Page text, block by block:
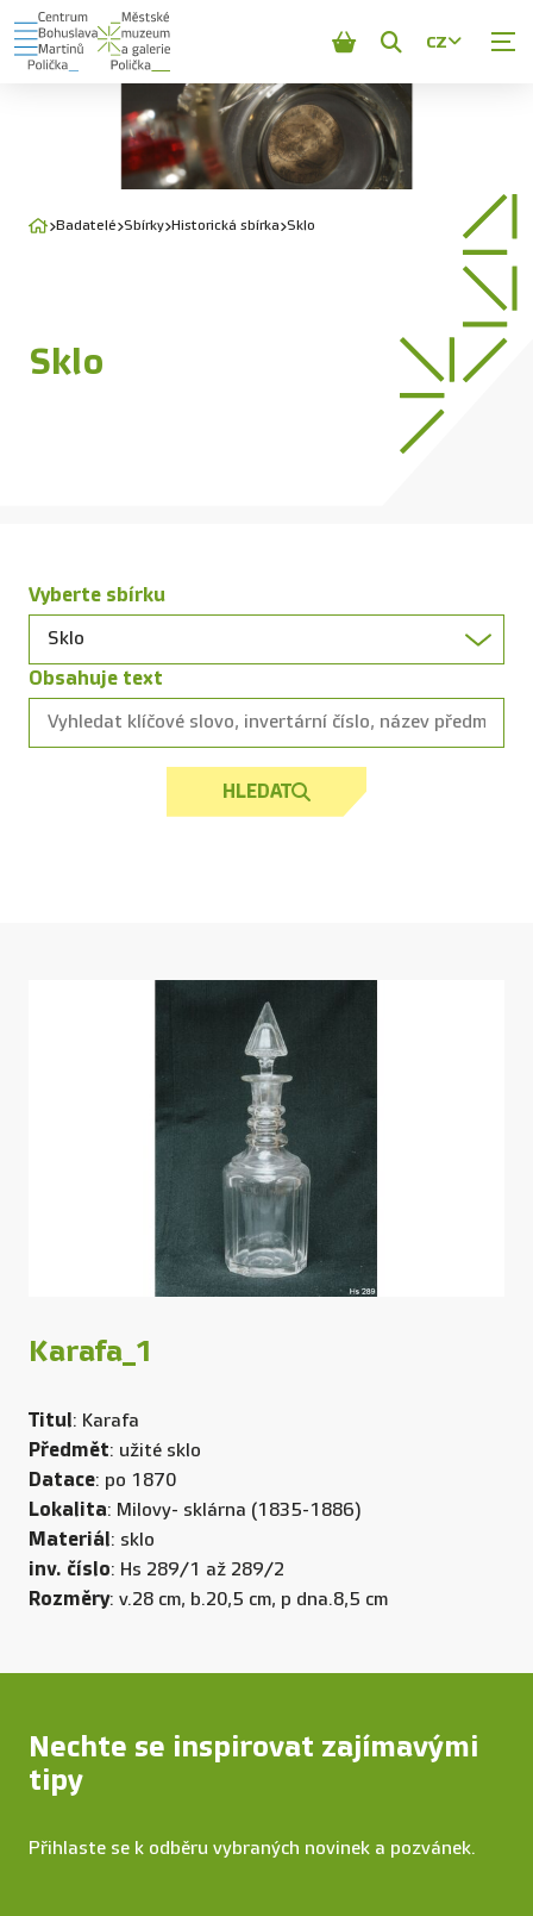
Zobrazit
vyhledávání
CZ
Badatelé Sbírky Historická sbírka Sklo
Sklo
Vyberte sbírku
Obsahuje text
HLEDAT
Karafa_1
Titul: Karafa
Předmět: užité sklo
Datace: po 1870
Lokalita: Milovy- sklárna (1835-1886)
Materiál: sklo
inv. číslo: Hs 289/1 až 289/2
Rozměry: v.28 cm, b.20,5 cm, p dna.8,5 cm
Nechte se inspirovat zajímavými
tipy
Přihlaste se k odběru vybraných novinek a pozvánek.